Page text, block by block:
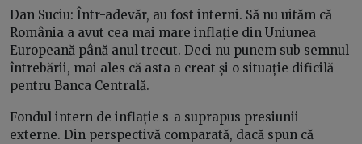
Dan Suciu: Într-adevăr, au fost interni. Să nu uităm că
România a avut cea mai mare inflație din Uniunea
Europeană până anul trecut. Deci nu punem sub semnul
întrebării, mai ales că asta a creat și o situație dificilă
pentru Banca Centrală.
Fondul intern de inflație s-a suprapus presiunii
externe. Din perspectivă comparată, dacă spun că